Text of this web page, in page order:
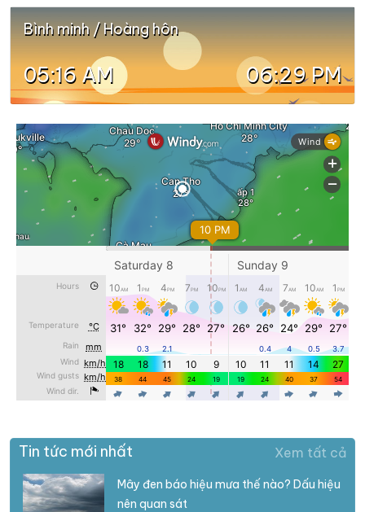
Bình minh / Hoàng hôn
05:16 AM 06:29 PM
Tin tức mới nhất Xem tất cả
Mây đen báo hiệu mưa thế nào? Dấu hiệu
nên quan sát